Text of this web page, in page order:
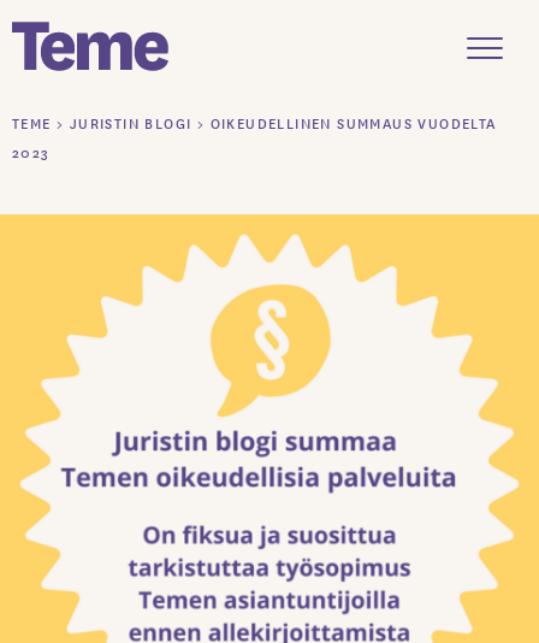
Siirry
sisältöön
TEME > JURISTIN BLOGI > OIKEUDELLINEN SUMMAUS VUODELTA
2023